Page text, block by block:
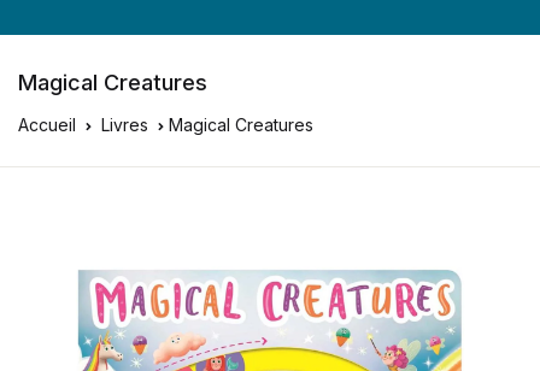
Magical Creatures
Accueil Livres Magical Creatures